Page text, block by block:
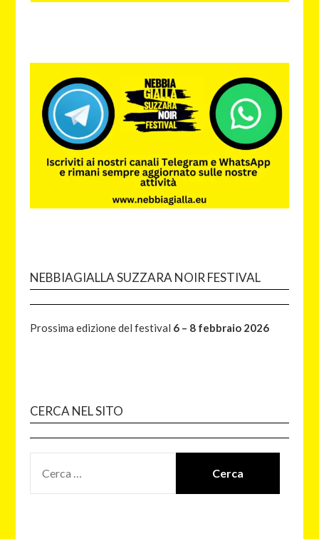
NEBBIAGIALLA SUZZARA NOIR FESTIVAL
Prossima edizione del festival 6 – 8 febbraio 2026
CERCA NEL SITO